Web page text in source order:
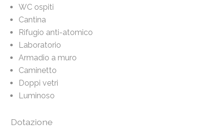
WC ospiti
Cantina
Rifugio anti-atomico
Laboratorio
Armadio a muro
Caminetto
Doppi vetri
Luminoso
Dotazione